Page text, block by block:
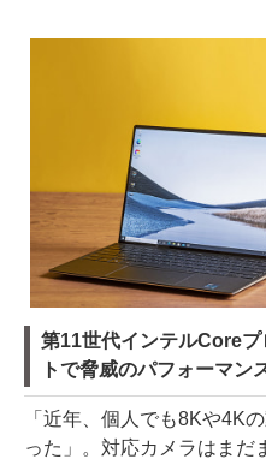
第11世代インテルCore
トで脅威のパフォーマン
「近年、個人でも8Kや4K
った」。対応カメラはまだ